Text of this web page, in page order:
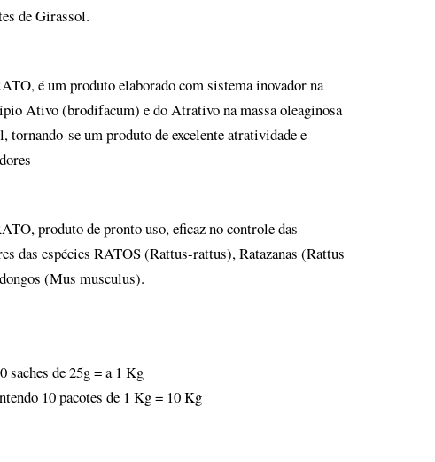
de Girassol.
é um produto elaborado com sistema inovador na
Ativo (brodifacum) e do Atrativo na massa oleaginosa
tornando-se um produto de excelente atratividade e
produto de pronto uso, eficaz no controle das
das espécies RATOS (Rattus-rattus), Ratazanas (Rattus
(Mus musculus).
saches de 25g = a 1 Kg
10 pacotes de 1 Kg = 10 Kg